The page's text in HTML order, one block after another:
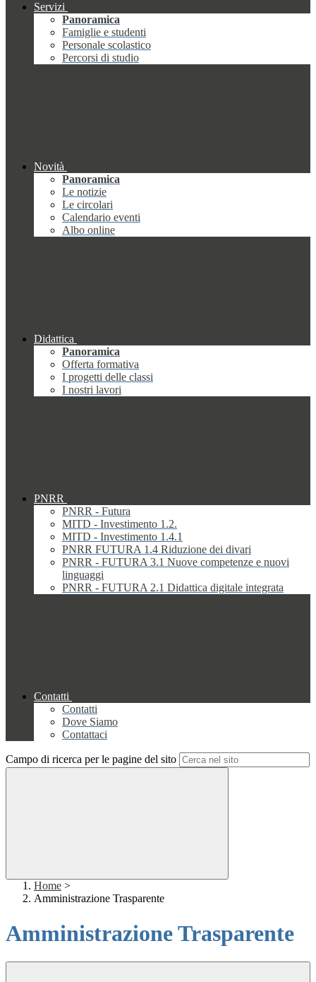
Servizi
Panoramica
Famiglie e studenti
Personale scolastico
Percorsi di studio
Novità
Panoramica
Le notizie
Le circolari
Calendario eventi
Albo online
Didattica
Panoramica
Offerta formativa
I progetti delle classi
I nostri lavori
PNRR
PNRR - Futura
MITD - Investimento 1.2.
MITD - Investimento 1.4.1
PNRR FUTURA 1.4 Riduzione dei divari
PNRR - FUTURA 3.1 Nuove competenze e nuovi
linguaggi
PNRR - FUTURA 2.1 Didattica digitale integrata
Contatti
Contatti
Dove Siamo
Contattaci
Campo di ricerca per le pagine del sito
Home >
Amministrazione Trasparente
Amministrazione Trasparente